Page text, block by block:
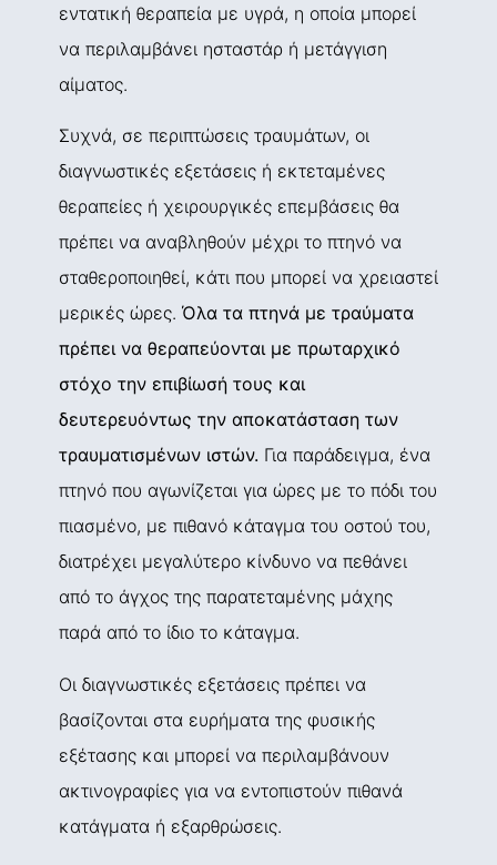
εντατική θεραπεία με υγρά, η οποία μπορεί
να περιλαμβάνει ησταστάρ ή μετάγγιση
αίματος.
Συχνά, σε περιπτώσεις τραυμάτων, οι
διαγνωστικές εξετάσεις ή εκτεταμένες
θεραπείες ή χειρουργικές επεμβάσεις θα
πρέπει να αναβληθούν μέχρι το πτηνό να
σταθεροποιηθεί, κάτι που μπορεί να χρειαστεί
μερικές ώρες. Όλα τα πτηνά με τραύματα
πρέπει να θεραπεύονται με πρωταρχικό
στόχο την επιβίωσή τους και
δευτερευόντως την αποκατάσταση των
τραυματισμένων ιστών. Για παράδειγμα, ένα
πτηνό που αγωνίζεται για ώρες με το πόδι του
πιασμένο, με πιθανό κάταγμα του οστού του,
διατρέχει μεγαλύτερο κίνδυνο να πεθάνει
από το άγχος της παρατεταμένης μάχης
παρά από το ίδιο το κάταγμα.
Οι διαγνωστικές εξετάσεις πρέπει να
βασίζονται στα ευρήματα της φυσικής
εξέτασης και μπορεί να περιλαμβάνουν
ακτινογραφίες για να εντοπιστούν πιθανά
κατάγματα ή εξαρθρώσεις.